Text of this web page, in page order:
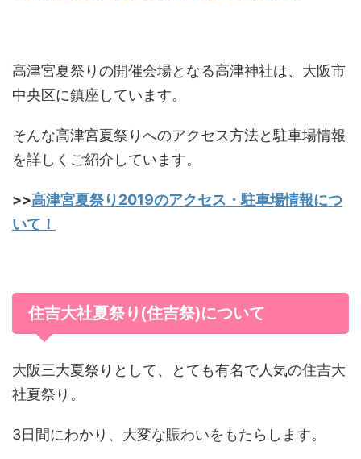
高津宮夏祭りの開催会場となる高津神社は、大阪市
中央区に鎮座しています。
そんな高津宮夏祭りへのアクセス方法と駐車場情報
を詳しくご紹介しています。
>>高津宮夏祭り2019のアクセス・駐車場情報につ
いて！
住吉大社夏祭り(住吉祭)について
大阪三大夏祭りとして、とても有名で人気の住吉大
社夏祭り。
3日間にわかり、大変な賑わいをもたらします。